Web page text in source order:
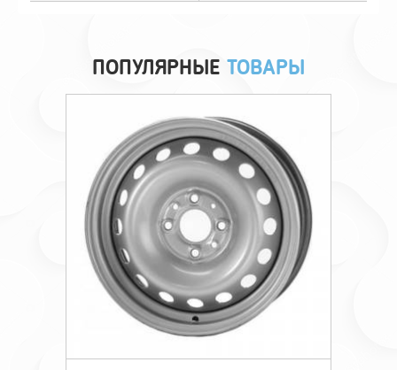
Технические характеристики
Происхождение товара Имп.
ПОПУЛЯРНЫЕ ТОВАРЫ